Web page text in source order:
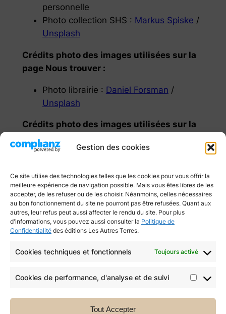
Gestion des cookies
Ce site utilise des technologies telles que les cookies pour vous offrir la
meilleure expérience de navigation possible. Mais vous êtes libres de les
accepter, de les refuser ou de les choisir. Néanmoins, celles nécessaires
au bon fonctionnement du site ne pourront pas être refusées. Quant aux
autres, leur refus peut aussi affecter le rendu du site. Pour plus
d'informations, vous pouvez aussi consulter la Politique de
Confidentialité des éditions Les Autres Terres.
Cookies techniques et fonctionnels Toujours activé
Cookies de performance, d'analyse et de suivi
de
Tout Accepter
personnelle
Photo collection SHS : Markus Spiske /
Unsplash
Crédits photo des images utilisées sur la
page Nous trouver:
Photo librairie : Daniel Forsman /
Unsplash
Crédits photo des images utilisées sur la
page